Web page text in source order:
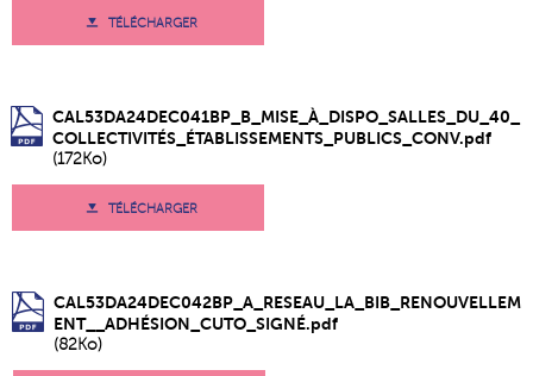
TÉLÉCHARGER
CAL53DA24DEC041BP_B_MISE_À_DISPO_SALLES_DU_40_
COLLECTIVITÉS_ÉTABLISSEMENTS_PUBLICS_CONV.pdf
(172Ko)
TÉLÉCHARGER
CAL53DA24DEC042BP_A_RESEAU_LA_BIB_RENOUVELLEM
ENT__ADHÉSION_CUTO_SIGNÉ.pdf
(82Ko)